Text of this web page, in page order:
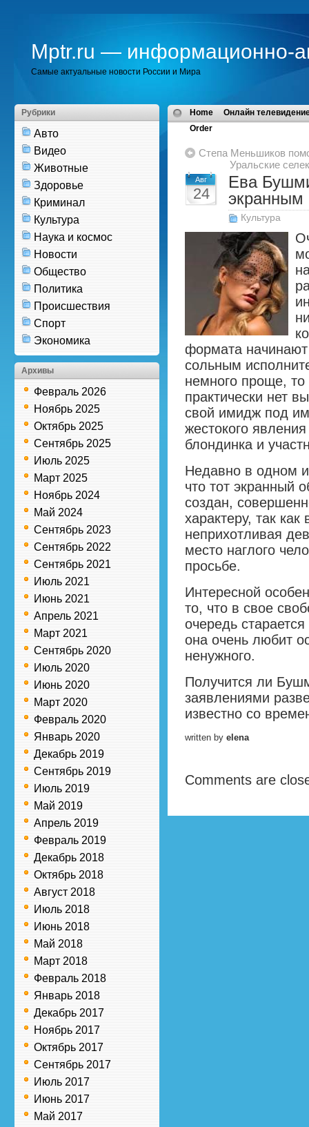
Mptr.ru — информационно-
Самые актуальные новости России и Мира
Рубрики
Авто
Видео
Животные
Здоровье
Криминал
Культура
Наука и космос
Новости
Общество
Политика
Происшествия
Спорт
Экономика
Архивы
Февраль 2026
Ноябрь 2025
Октябрь 2025
Сентябрь 2025
Июль 2025
Март 2025
Ноябрь 2024
Май 2024
Сентябрь 2023
Сентябрь 2022
Сентябрь 2021
Июль 2021
Июнь 2021
Апрель 2021
Март 2021
Сентябрь 2020
Июль 2020
Июнь 2020
Март 2020
Февраль 2020
Январь 2020
Декабрь 2019
Сентябрь 2019
Июль 2019
Май 2019
Апрель 2019
Февраль 2019
Декабрь 2018
Октябрь 2018
Август 2018
Июль 2018
Июнь 2018
Май 2018
Март 2018
Февраль 2018
Январь 2018
Декабрь 2017
Ноябрь 2017
Октябрь 2017
Сентябрь 2017
Июль 2017
Июнь 2017
Май 2017
Home
Онлайн
Order
Степа Меньшиков
Уральские
Авг
24
Ева
экранным
Культура
формата начинают
сольным
немного проще, то
практически нет
свой имидж под
жестокого
блондинка и
Недавно в одном
что тот экранный
создан,
характеру, так
неприхотливая
место наглого
просьбе.
Интересной
то, что в свое
очередь
она очень любит
ненужного.
Получится ли
заявлениями
известно со
written by elena
Comments are